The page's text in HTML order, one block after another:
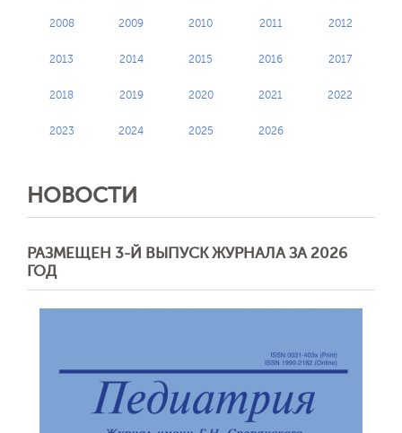
2008 2009 2010 2011 2012
2013 2014 2015 2016 2017
2018 2019 2020 2021 2022
2023 2024 2025 2026
НОВОСТИ
РАЗМЕЩЕН 3-Й ВЫПУСК ЖУРНАЛА ЗА 2026
ГОД